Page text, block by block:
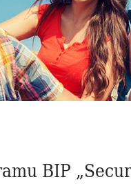
BIP